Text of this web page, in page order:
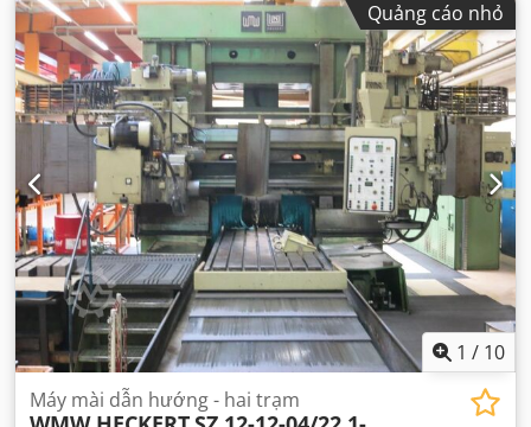
Quảng cáo nhỏ
1 / 10
Máy mài dẫn hướng - hai trạm